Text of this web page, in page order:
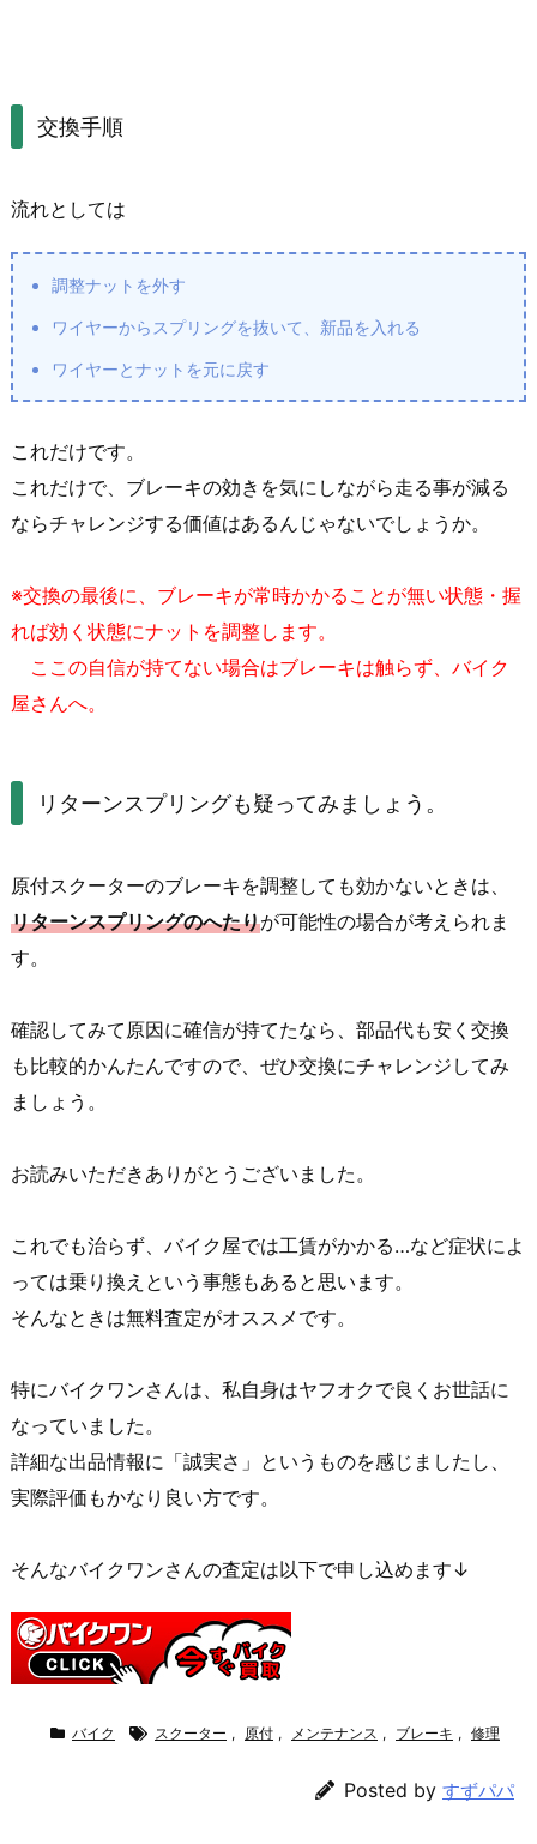
交換手順
流れとしては
調整ナットを外す
ワイヤーからスプリングを抜いて、新品を入れる
ワイヤーとナットを元に戻す
これだけです。
これだけで、ブレーキの効きを気にしながら走る事が減る
ならチャレンジする価値はあるんじゃないでしょうか。
※交換の最後に、ブレーキが常時かかることが無い状態・握
れば効く状態にナットを調整します。
ここの自信が持てない場合はブレーキは触らず、バイク
屋さんへ。
リターンスプリングも疑ってみましょう。
原付スクーターのブレーキを調整しても効かないときは、
リターンスプリングのへたりが可能性の場合が考えられま
す。
確認してみて原因に確信が持てたなら、部品代も安く交換
も比較的かんたんですので、ぜひ交換にチャレンジしてみ
ましょう。
お読みいただきありがとうございました。
これでも治らず、バイク屋では工賃がかかる…など症状によ
っては乗り換えという事態もあると思います。
そんなときは無料査定がオススメです。
特にバイクワンさんは、私自身はヤフオクで良くお世話に
なっていました。
詳細な出品情報に「誠実さ」というものを感じましたし、
実際評価もかなり良い方です。
そんなバイクワンさんの査定は以下で申し込めます↓
バイク スクーター , 原付 , メンテナンス , ブレーキ , 修理
Posted by すずパパ